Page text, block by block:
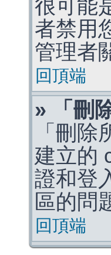
很可能
者禁用
管理者
回頂端
» 「刪
「刪
建立的
證和登
區的問
回頂端